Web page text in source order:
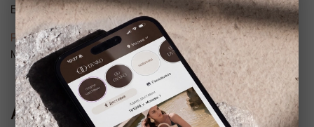
Бежевый
Размер
M
Аналогичные товары